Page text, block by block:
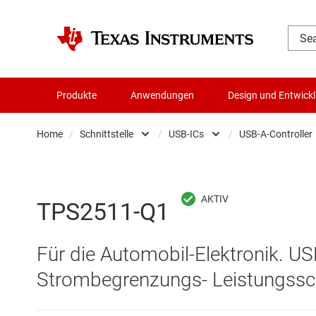
Produkte Anwendungen Design und
Home / Schnittstelle
Batteriemanagement-ICs
Die- & Wafer-Services
DLP-Produkte
/ USB-ICs
HDMI-,
Highspeed-
/ USB-A-Controller
TPS2511-Q1
Für die Automobil-Elektronik.
Strombegrenzungs-